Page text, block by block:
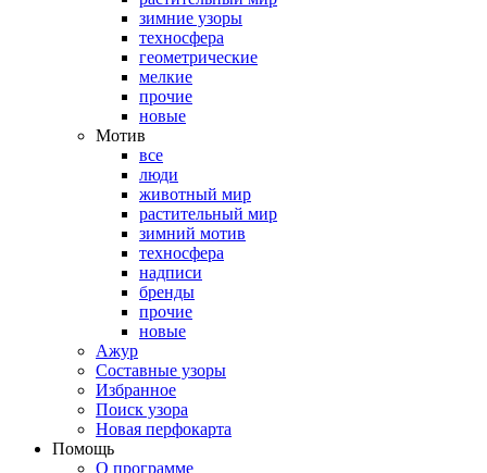
зимние узоры
техносфера
геометрические
мелкие
прочие
новые
Мотив
все
люди
животный мир
растительный мир
зимний мотив
техносфера
надписи
бренды
прочие
новые
Ажур
Составные узоры
Избранное
Поиск узора
Новая перфокарта
Помощь
О программе